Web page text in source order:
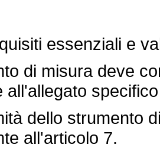
essenziali e
di misura deve
all'allegato
dello strumento
all'articolo 7.